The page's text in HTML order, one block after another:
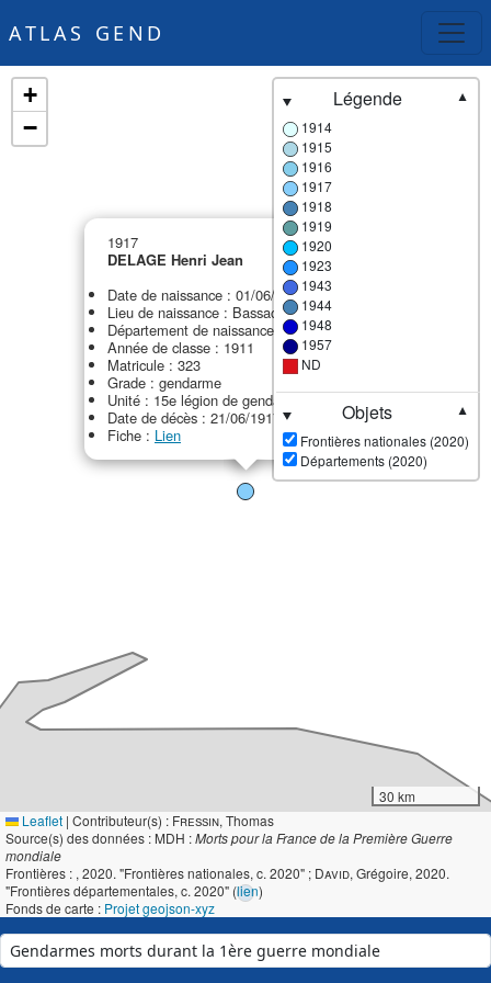
ATLAS GEND
1917
DELAGE Henri Jean
Date de naissance : 01/06/1891
Lieu de naissance : Bassac
Département de naissance : 16 - Charente
Année de classe : 1911
Matricule : 323
Grade : gendarme
Unité : 15e légion de gendarmerie (15e LG)
Date de décès : 21/06/1917
Fiche : Lien
+
−
Légende
▼
1914
1915
1916
1917
1918
1919
1920
1923
1943
1944
1948
1957
ND
Objets
▼
Frontières nationales (2020)
Départements (2020)
30 km
Leaflet | Contributeur(s) : Fressin, Thomas
Source(s) des données : MDH :Morts pour la France de la Première Guerre
mondiale
Frontières : , 2020. "Frontières nationales, c. 2020" ; David, Grégoire, 2020.
"Frontières départementales, c. 2020" (lien)
Fonds de carte : Projet geojson-xyz